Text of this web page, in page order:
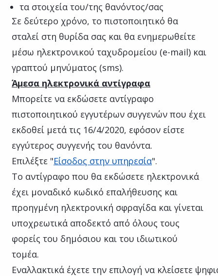
τα στοιχεία του/της θανόντος/σας
Σε δεύτερο χρόνο, το πιστοποιητικό θα
σταλεί στη θυρίδα σας και θα ενημερωθείτε
μέσω ηλεκτρονικού ταχυδρομείου (e-mail) και
γραπτού μηνύματος (sms).
Άμεσα ηλεκτρονικά αντίγραφα
Μπορείτε να εκδώσετε αντίγραφο
πιστοποιητικού εγγυτέρων συγγενών που έχει
εκδοθεί μετά τις 16/4/2020, εφόσον είστε
εγγύτερος συγγενής του θανόντα.
Επιλέξτε "Είσοδος στην υπηρεσία".
Το αντίγραφο που θα εκδώσετε ηλεκτρονικά
έχει μοναδικό κωδικό επαλήθευσης και
προηγμένη ηλεκτρονική σφραγίδα και γίνεται
υποχρεωτικά αποδεκτό από όλους τους
φορείς του δημόσιου και του ιδιωτικού
τομέα.
Εναλλακτικά έχετε την επιλογή να κλείσετε